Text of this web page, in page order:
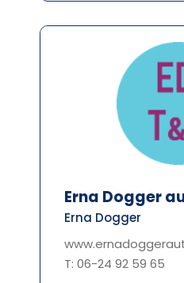
Erna Dogger
Erna Dogger
T: 06-24 92 59 65